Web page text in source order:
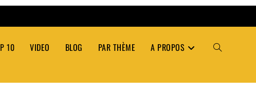
10 VIDEO BLOG PAR THÈME A PROPOS TOGGLE